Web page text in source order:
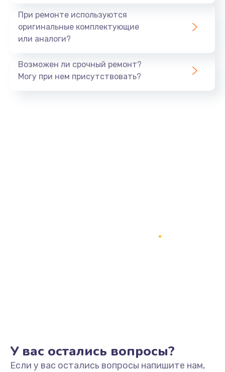
Заказать
Заказать
1045 руб.
Заказать
При ремонте используются
оригинальные комплектующие
или аналоги?
Возможен ли срочный ремонт?
Могу при нем присутствовать?
У вас остались вопросы?
Если у вас остались вопросы напишите нам,